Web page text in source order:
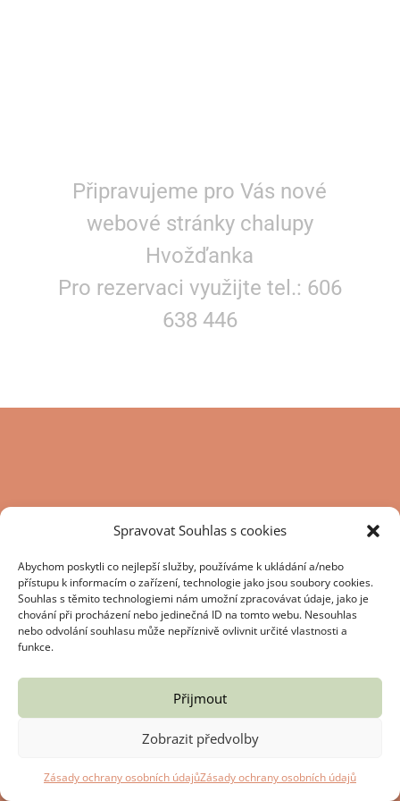
Spravovat Souhlas s cookies
Abychom poskytli co nejlepší služby, používáme k ukládání a/nebo
přístupu k informacím o zařízení, technologie jako jsou soubory cookies.
Souhlas s těmito technologiemi nám umožní zpracovávat údaje, jako je
chování při procházení nebo jedinečná ID na tomto webu. Nesouhlas
nebo odvolání souhlasu může nepříznivě ovlivnit určité vlastnosti a
funkce.
Přijmout
Zobrazit předvolby
Zásady ochrany osobních údajůZásady ochrany osobních údajů
Připravujeme pro Vás nové
webové stránky chalupy
Hvožďanka
Pro rezervaci využijte tel.: 606
638 446